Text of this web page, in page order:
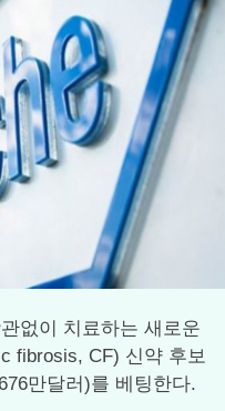
없이 치료하는 새로운
fibrosis, CF) 신약 후보
만달러)를 베팅한다.